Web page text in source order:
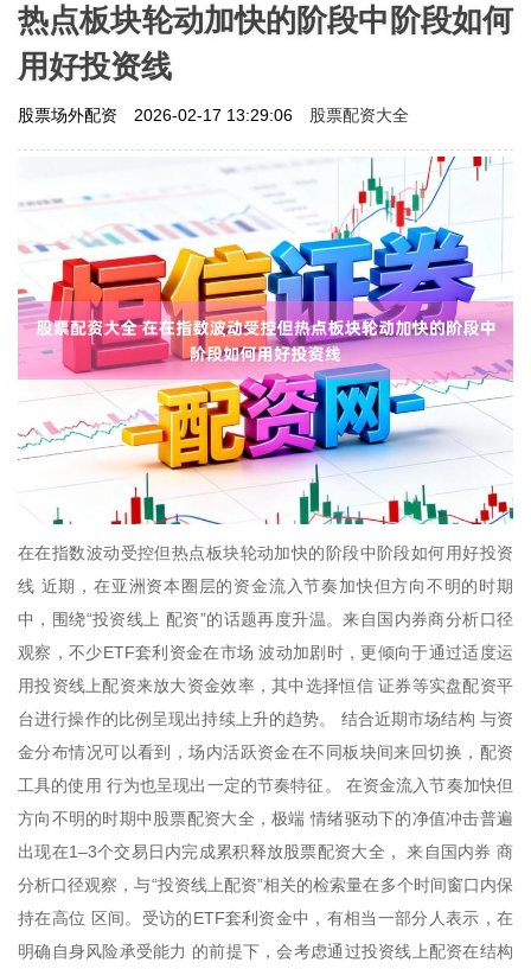
热点板块轮动加快的阶段中阶段如何
用好投资线
股票场外配资 2026-02-17 13:29:06 股票配资大全
在在指数波动受控但热点板块轮动加快的阶段中阶段如何用好投资
线 近期，在亚洲资本圈层的资金流入节奏加快但方向不明的时期
中，围绕“投资线上 配资”的话题再度升温。来自国内券商分析口径
观察，不少ETF套利资金在市场 波动加剧时，更倾向于通过适度运
用投资线上配资来放大资金效率，其中选择恒信 证券等实盘配资平
台进行操作的比例呈现出持续上升的趋势。 结合近期市场结构 与资
金分布情况可以看到，场内活跃资金在不同板块间来回切换，配资
工具的使用 行为也呈现出一定的节奏特征。 在资金流入节奏加快但
方向不明的时期中股票配资大全，极端 情绪驱动下的净值冲击普遍
出现在1–3个交易日内完成累积释放股票配资大全， 来自国内券 商
分析口径观察，与“投资线上配资”相关的检索量在多个时间窗口内保
持在高位 区间。受访的ETF套利资金中，有相当一部分人表示，在
明确自身风险承受能力 的前提下，会考虑通过投资线上配资在结构